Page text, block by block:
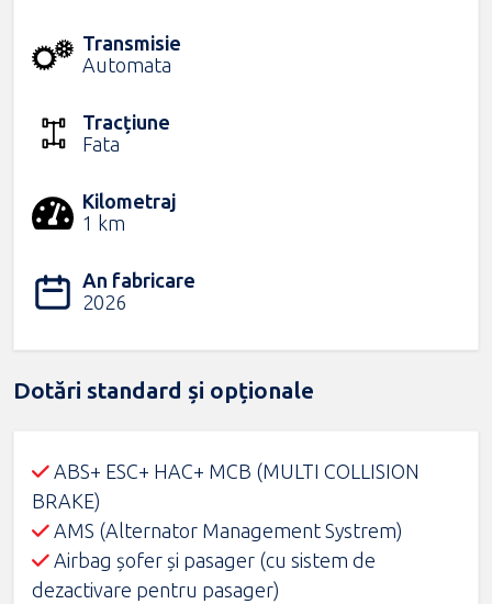
Transmisie
Automata
Tracțiune
Fata
Kilometraj
1 km
An fabricare
2026
Dotări standard și opționale
ABS+ ESC+ HAC+ MCB (MULTI COLLISION
BRAKE)
AMS (Alternator Management Systrem)
Airbag şofer şi pasager (cu sistem de
dezactivare pentru pasager)